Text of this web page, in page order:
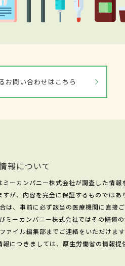
お問い合わせはこちら
報について
ーカンパニー株式会社が調査した情報
が、内容を完全に保証するものではあ
、事前に必ず該当の医療機関に直接ご
ーカンパニー株式会社ではその賠償
イル編集部までご連絡をいただけます
につきましては、厚生労働省の情報提